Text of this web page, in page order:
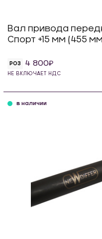
Вал привода
Спорт +15 мм (455
РОЗ 4 800
НЕ ВКЛЮЧАЕТ НДС
в наличии